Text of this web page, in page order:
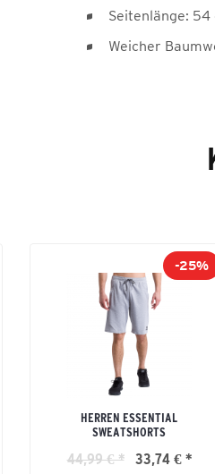
Seitenlänge: 54
Weicher
-25%
HERREN ESSENTIAL
SWEATSHORTS
44,99 € * 33,74 € *